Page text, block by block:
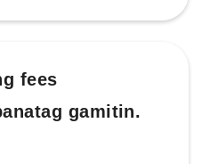
fees
gamitin.